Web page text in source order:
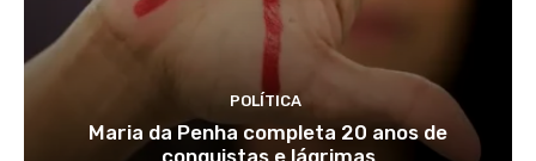
POLÍTICA
Maria da Penha completa 20 anos de